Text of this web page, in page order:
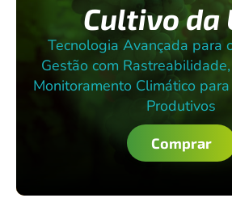
Cultivo da
Tecnologia Avançada para
Gestão com
Monitoramento Climático
Produtivos
Comprar